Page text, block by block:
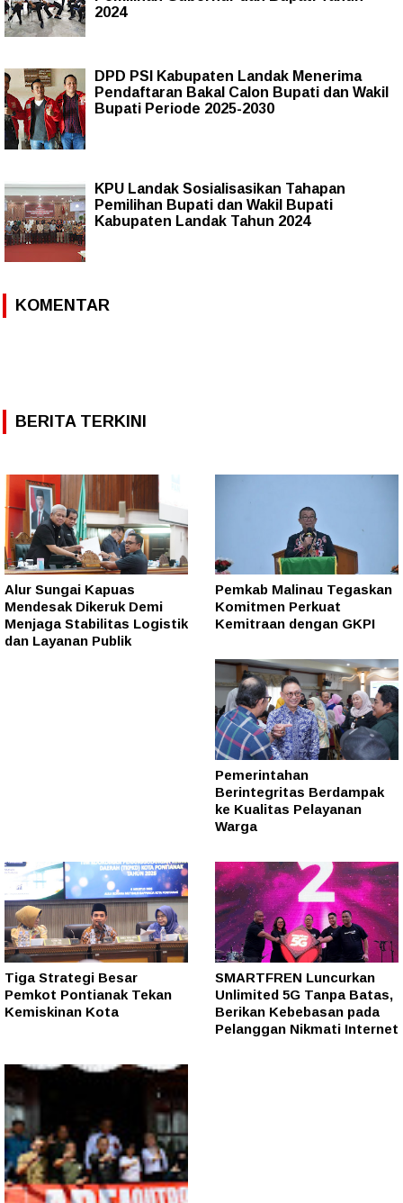
2024
DPD PSI Kabupaten Landak Menerima
Pendaftaran Bakal Calon Bupati dan Wakil
Bupati Periode 2025-2030
KPU Landak Sosialisasikan Tahapan
Pemilihan Bupati dan Wakil Bupati
Kabupaten Landak Tahun 2024
KOMENTAR
BERITA TERKINI
Alur Sungai Kapuas
Mendesak Dikeruk Demi
Menjaga Stabilitas Logistik
dan Layanan Publik
Pemkab Malinau Tegaskan
Komitmen Perkuat
Kemitraan dengan GKPI
Pemerintahan
Berintegritas Berdampak
ke Kualitas Pelayanan
Warga
Tiga Strategi Besar
Pemkot Pontianak Tekan
Kemiskinan Kota
SMARTFREN Luncurkan
Unlimited 5G Tanpa Batas,
Berikan Kebebasan pada
Pelanggan Nikmati Internet